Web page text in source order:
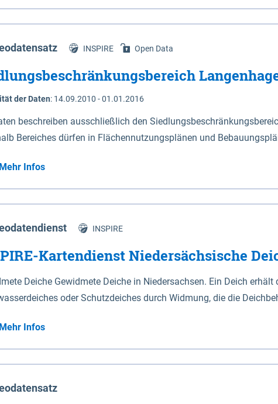
Niedersachsen (vgl. Abb. 4-1) entlang der Elbe zwischen
472,5 bei Schnackenburg bis 569 bei Lauenburg). Das
Dannenberg und Lüneburg.
INSPIRE Open Data
der Daten: 14.09.2010 - 01.01.2016
beschreiben ausschließlich den
Bereiches dürfen in Flächennutzungsplänen und
Mehr Infos
INSPIRE
Kartendienst Niedersächsische
Deiche Gewidmete Deiche in Niedersachsen. Ein Deich
oder Schutzdeiches durch Widmung, die die
Deiche gelten die Bestimmungen des Niedersächsischen
Sperrwerke Sperrwerke sind Bauwerke mit Sperrvorrichtungen in Tidegewässern, die dem
eines Gebietes vor erhöhten Tiden, vor allem vor Sturmfluten, zu
Art erhält die Eigenschaft eines Sperrwerkes durch
Mehr Infos